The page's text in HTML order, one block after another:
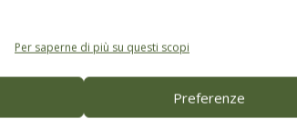
Per saperne di più su questi scopi
Preferenze